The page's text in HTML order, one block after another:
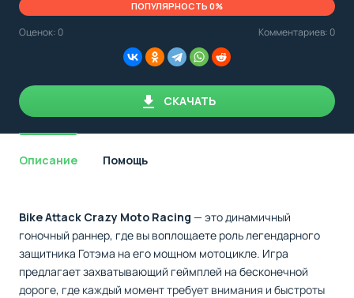
минимальные
необходимые
ПОПУЛЯРНОСТЬ 0%
Оценок: 0 Комментариев: 0
СКАЧАТЬ
Описание Помощь
Bike Attack Crazy Moto Racing — это динамичный
гоночный раннер, где вы воплощаете роль легендарного
защитника Готэма на его мощном мотоцикле. Игра
предлагает захватывающий геймплей на бесконечной
дороге, где каждый момент требует внимания и быстроты